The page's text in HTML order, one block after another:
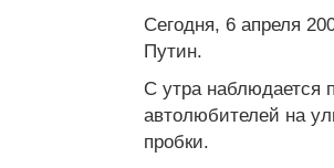
Сегодня, 6 апреля
Путин.
С утра наблюдается
автолюбителей на
пробки.